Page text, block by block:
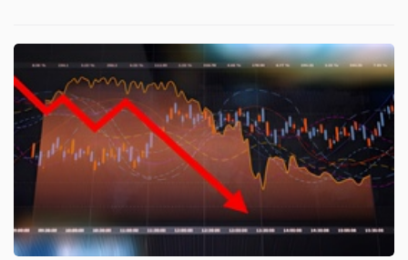
Bài
viết
của
tác
giả
(-)